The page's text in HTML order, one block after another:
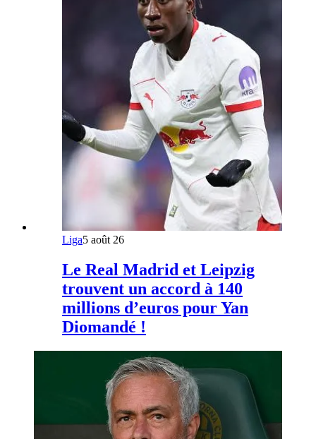
Liga5 août 26
Le Real Madrid et Leipzig
trouvent un accord à 140
millions d’euros pour Yan
Diomandé !